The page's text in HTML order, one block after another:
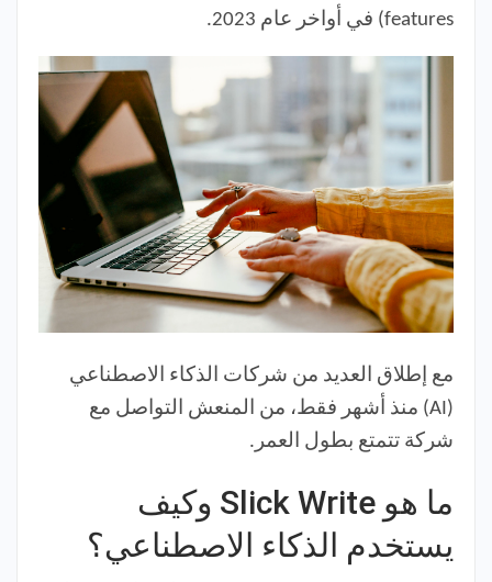
features) في أواخر عام 2023.
مع إطلاق العديد من شركات الذكاء الاصطناعي
(AI) منذ أشهر فقط، من المنعش التواصل مع
شركة تتمتع بطول العمر.
ما هو Slick Write وكيف
يستخدم الذكاء الاصطناعي؟